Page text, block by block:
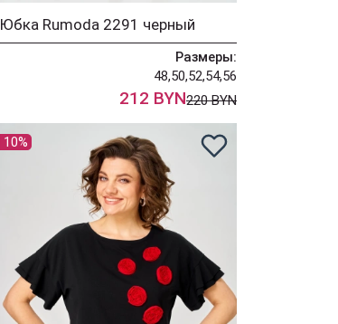
Юбка Rumoda 2291 черный
Размеры:
48,50,52,54,56
212 BYN220 BYN
10%